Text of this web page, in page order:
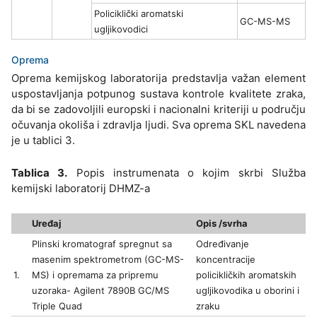
Policiklički aromatski
ugljikovodici
GC-MS-MS
Oprema
Oprema kemijskog laboratorija predstavlja važan element
uspostavljanja potpunog sustava kontrole kvalitete zraka,
da bi se zadovoljili europski i nacionalni kriteriji u području
očuvanja okoliša i zdravlja ljudi. Sva oprema SKL navedena
je u tablici 3.
Tablica 3. Popis instrumenata o kojim skrbi Služba
kemijski laboratorij DHMZ-a
Uređaj Opis /svrha
1.
Plinski kromatograf spregnut sa
masenim spektrometrom (GC-MS-
MS) i opremama za pripremu
uzoraka- Agilent 7890B GC/MS
Triple Quad
Određivanje
koncentracije
policikličkih aromatskih
ugljikovodika u oborini i
zraku